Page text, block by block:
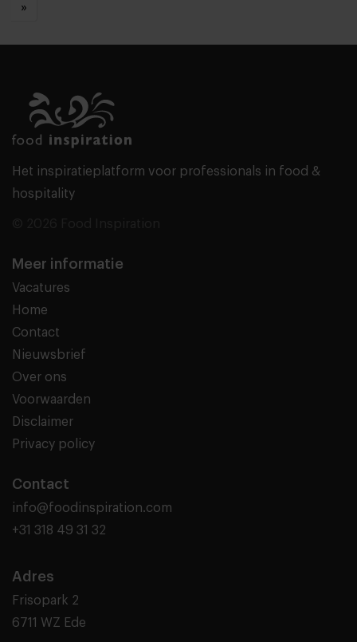
»
Het inspiratieplatform voor professionals in food &
hospitality
Meer informatie
Vacatures
Home
Contact
Nieuwsbrief
Over ons
Voorwaarden
Disclaimer
Privacy policy
Contact
info@foodinspiration.com
+31 318 49 31 32
Adres
Frisopark 2
6711 WZ Ede